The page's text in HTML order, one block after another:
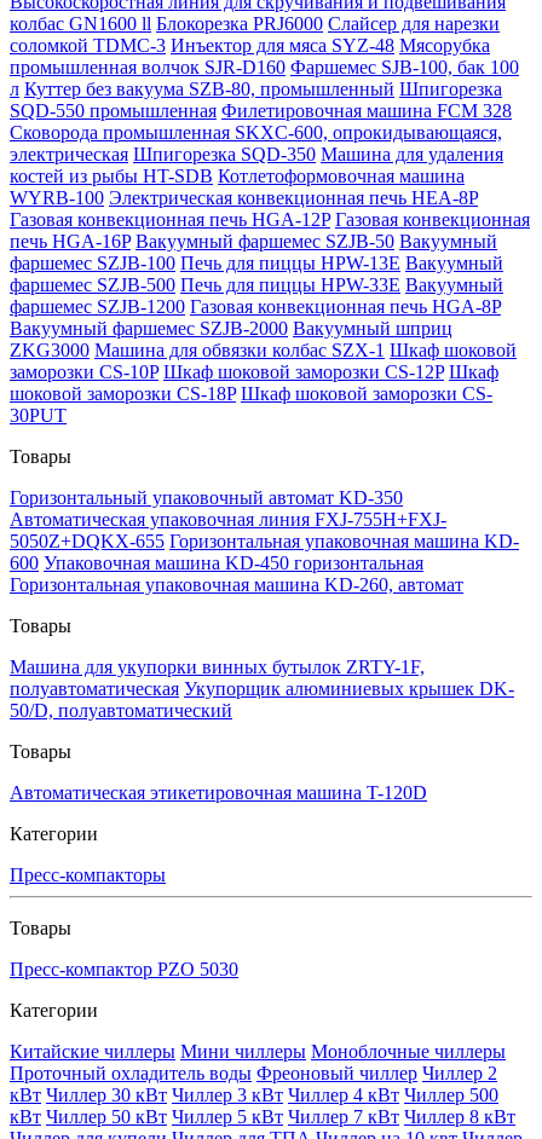
колбас GN1600 ll Блокорезка PRJ6000 Слайсер для нарезки
соломкой TDMC-3 Инъектор для мяса SYZ-48 Мясорубка
промышленная волчок SJR-D160 Фаршемес SJB-100, бак 100
л Куттер без вакуума SZB-80, промышленный Шпигорезка
SQD-550 промышленная Филетировочная машина FCM 328
Сковорода промышленная SKXC-600, опрокидывающаяся,
электрическая Шпигорезка SQD-350 Машина для удаления
костей из рыбы HT-SDB Котлетоформовочная машина
WYRB-100 Электрическая конвекционная печь HEA-8P
Газовая конвекционная печь HGA-12P Газовая конвекционная
печь HGA-16P Вакуумный фаршемес SZJB-50 Вакуумный
фаршемес SZJB-100 Печь для пиццы HPW-13E Вакуумный
фаршемес SZJB-500 Печь для пиццы HPW-33E Вакуумный
фаршемес SZJB-1200 Газовая конвекционная печь HGA-8P
Вакуумный фаршемес SZJB-2000 Вакуумный шприц
ZKG3000 Машина для обвязки колбас SZX-1 Шкаф шоковой
заморозки CS-10P Шкаф шоковой заморозки CS-12P Шкаф
шоковой заморозки CS-18P Шкаф шоковой заморозки CS-
30PUT
Товары
Горизонтальный упаковочный автомат KD-350
Автоматическая упаковочная линия FXJ-755H+FXJ-
5050Z+DQKX-655 Горизонтальная упаковочная машина KD-
600 Упаковочная машина KD-450 горизонтальная
Горизонтальная упаковочная машина KD-260, автомат
Товары
Машина для укупорки винных бутылок ZRTY-1F,
полуавтоматическая Укупорщик алюминиевых крышек DK-
50/D, полуавтоматический
Товары
Автоматическая этикетировочная машина T-120D
Категории
Пресс-компакторы
Товары
Пресс-компактор PZO 5030
Категории
Китайские чиллеры Мини чиллеры Моноблочные чиллеры
Проточный охладитель воды Фреоновый чиллер Чиллер 2
кВт Чиллер 30 кВт Чиллер 3 кВт Чиллер 4 кВт Чиллер 500
кВт Чиллер 50 кВт Чиллер 5 кВт Чиллер 7 кВт Чиллер 8 кВт